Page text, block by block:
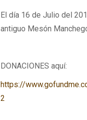
El día 16 de Julio del
antiguo Mesón
DONACIONES aquí:
https://
2